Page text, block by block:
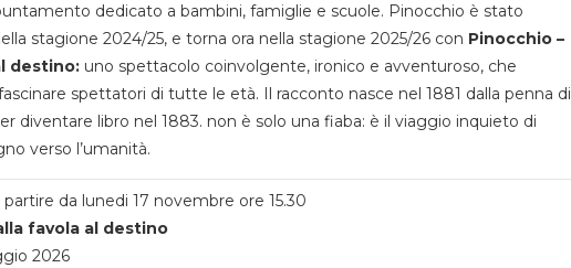
dedicato a bambini, famiglie e scuole. Pinocchio è stato
stagione 2024/25, e torna ora nella stagione 2025/26 con Pinocchio –
destino:uno spettacolo coinvolgente, ironico e avventuroso, che
spettatori di tutte le età. Il racconto nasce nel 1881 dalla penna di
diventare libro nel 1883. non è solo una fiaba: è il viaggio inquieto di
verso l’umanità.
da lunedi 17 novembre ore 15.30
favola al destino
2026